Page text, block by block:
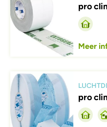
pro
Meer
Afbeelding
pro